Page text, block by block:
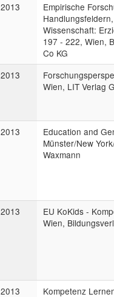
2013
Empirische
Wissenschaft:
197 - 222, Wien,
Co KG
2013
Wien, LIT Verlag
2013
Education and
Münster/New
Waxmann
2013
EU KoKids -
Wien,
2013
Kompetenz